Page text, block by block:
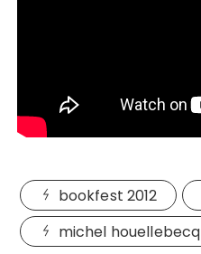
bookfest 2012
michel houellebecq